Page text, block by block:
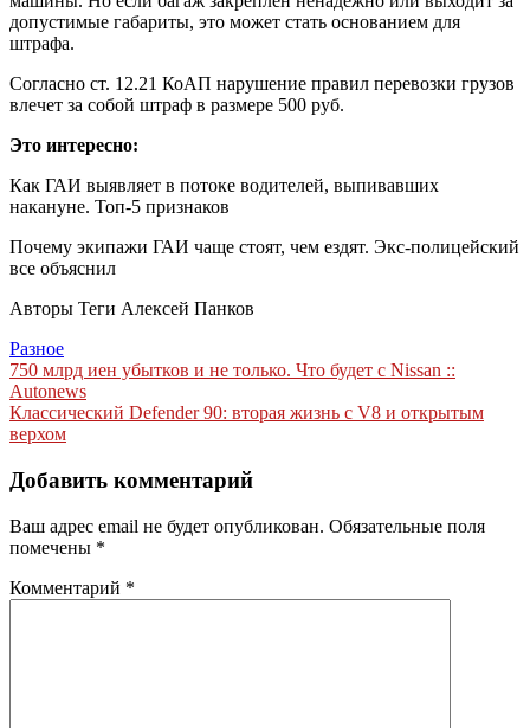
допустимые габариты, это может стать основанием для
штрафа.
Согласно ст. 12.21 КоАП нарушение правил перевозки грузов
влечет за собой штраф в размере 500 руб.
Это интересно:
Как ГАИ выявляет в потоке водителей, выпивавших
накануне. Топ-5 признаков
Почему экипажи ГАИ чаще стоят, чем ездят. Экс-полицейский
все объяснил
Авторы Теги Алексей Панков
Разное
Навигация
по
записям
750 млрд иен убытков и не только. Что будет с Nissan ::
Autonews
Классический Defender 90: вторая жизнь с V8 и открытым
верхом
Добавить комментарий
Ваш адрес email не будет опубликован. Обязательные поля
помечены *
Комментарий *